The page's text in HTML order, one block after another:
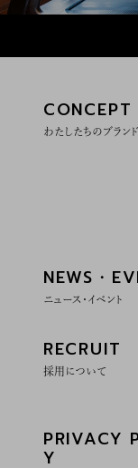
CONCEPT
わたしたちのブラン
NEWS・
ニュース・イベント
RECRUIT
採用について
PRIVACY
Y